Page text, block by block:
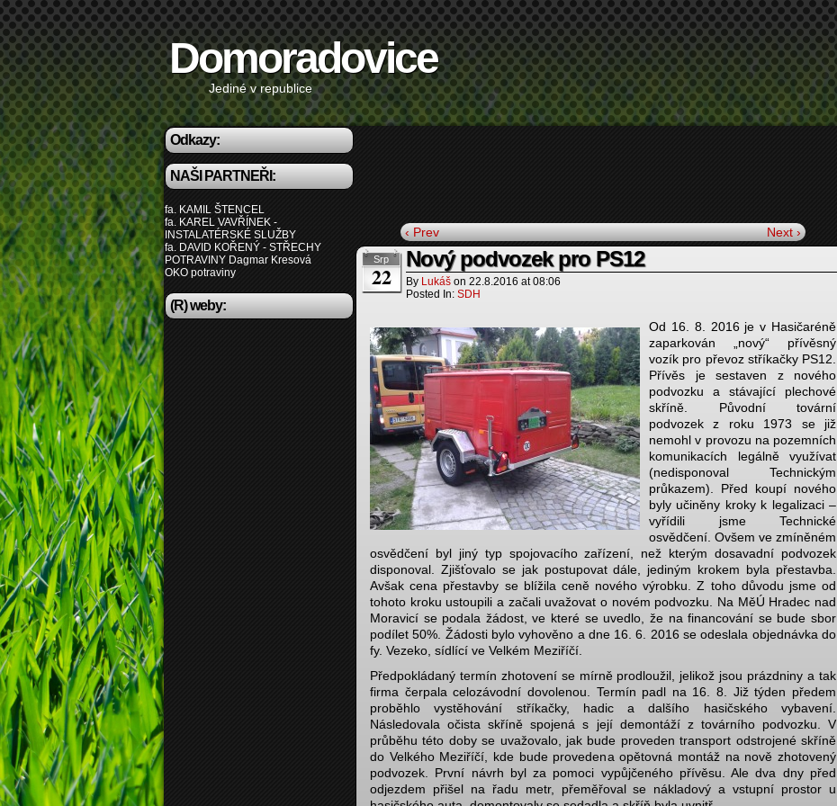
Domoradovice
Jediné v republice
Odkazy:
NAŠI PARTNEŘI:
fa. KAMIL ŠTENCEL
fa. KAREL VAVŘÍNEK -
INSTALATÉRSKÉ SLUŽBY
fa. DAVID KOŘENÝ - STŘECHY
POTRAVINY Dagmar Kresová
OKO potraviny
(R) weby:
‹ Prev Next ›
Srp
22
Nový podvozek pro PS12
By Lukáš on 22.8.2016 at08:06
Posted In: SDH
Od 16. 8. 2016 je v Hasičaréně
zaparkován „nový“ přívěsný
vozík pro převoz stříkačky PS12.
Přívěs je sestaven z nového
podvozku a stávající plechové
skříně. Původní tovární
podvozek z roku 1973 se již
nemohl v provozu na pozemních
komunikacích legálně využívat
(nedisponoval Technickým
průkazem). Před koupí nového
byly učiněny kroky k legalizaci –
vyřídili jsme Technické
osvědčení. Ovšem ve zmíněném
osvědčení byl jiný typ spojovacího zařízení, než kterým dosavadní podvozek
disponoval. Zjišťovalo se jak postupovat dále, jediným krokem byla přestavba.
Avšak cena přestavby se blížila ceně nového výrobku. Z toho důvodu jsme od
tohoto kroku ustoupili a začali uvažovat o novém podvozku. Na MěÚ Hradec nad
Moravicí se podala žádost, ve které se uvedlo, že na financování se bude sbor
podílet 50%. Žádosti bylo vyhověno a dne 16. 6. 2016 se odeslala objednávka do
fy. Vezeko, sídlící ve Velkém Meziříčí.
Předpokládaný termín zhotovení se mírně prodloužil, jelikož jsou prázdniny a tak
firma čerpala celozávodní dovolenou. Termín padl na 16. 8. Již týden předem
proběhlo vystěhování stříkačky, hadic a dalšího hasičského vybavení.
Následovala očista skříně spojená s její demontáží z továrního podvozku. V
průběhu této doby se uvažovalo, jak bude proveden transport odstrojené skříně
do Velkého Meziříčí, kde bude provedena opětovná montáž na nově zhotovený
podvozek. První návrh byl za pomoci vypůjčeného přívěsu. Ale dva dny před
odjezdem přišel na řadu metr, přeměřoval se nákladový a vstupní prostor u